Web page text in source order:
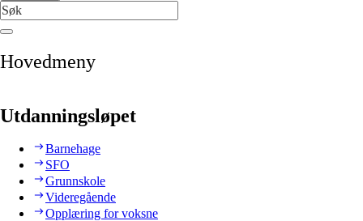
Hovedmeny
Utdanningsløpet
Barnehage
SFO
Grunnskole
Videregående
Opplæring for voksne